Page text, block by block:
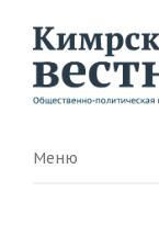
Menu
Меню